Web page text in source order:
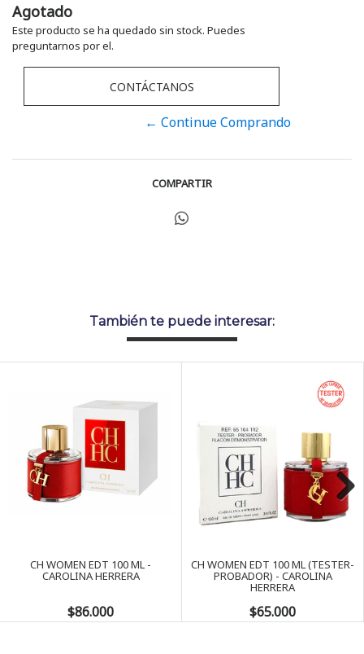
Agotado
Este producto se ha quedado sin stock. Puedes
preguntarnos por el.
CONTÁCTANOS
← Continue Comprando
COMPARTIR
También te puede interesar:
CH WOMEN EDT 100 ML -
CAROLINA HERRERA
$86.000
CH WOMEN EDT 100 ML (TESTER-
PROBADOR) - CAROLINA
HERRERA
$65.000
Next